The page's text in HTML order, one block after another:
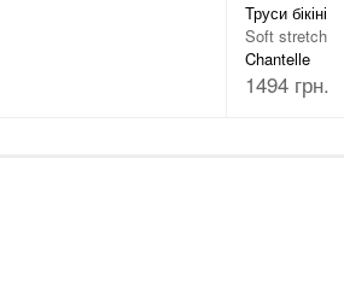
Труси бікіні
Soft stretch
Chantelle
1494 грн.